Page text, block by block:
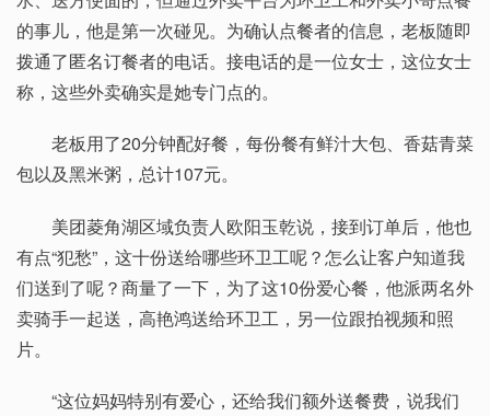
的事儿，他是第一次碰见。为确认点餐者的信息，老板随即
拨通了匿名订餐者的电话。接电话的是一位女士，这位女士
称，这些外卖确实是她专门点的。
老板用了20分钟配好餐，每份餐有鲜汁大包、香菇青菜
包以及黑米粥，总计107元。
美团菱角湖区域负责人欧阳玉乾说，接到订单后，他也
有点“犯愁”，这十份送给哪些环卫工呢？怎么让客户知道我
们送到了呢？商量了一下，为了这10份爱心餐，他派两名外
卖骑手一起送，高艳鸿送给环卫工，另一位跟拍视频和照
片。
“这位妈妈特别有爱心，还给我们额外送餐费，说我们